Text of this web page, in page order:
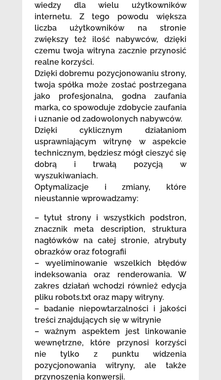
wiedzy dla wielu użytkowników
internetu. Z tego powodu większa
liczba użytkowników na stronie
zwiększy też ilość nabywców, dzięki
czemu twoja witryna zacznie przynosić
realne korzyści.
Dzięki dobremu pozycjonowaniu strony,
twoja spółka może zostać postrzegana
jako profesjonalna, godna zaufania
marka, co spowoduje zdobycie zaufania
i uznanie od zadowolonych nabywców.
Dzięki cyklicznym działaniom
usprawniającym witrynę w aspekcie
technicznym, będziesz mógł cieszyć się
dobrą i trwałą pozycją w
wyszukiwaniach.
Optymalizacje i zmiany, które
nieustannie wprowadzamy:
– tytuł strony i wszystkich podstron,
znacznik meta description, struktura
nagłówków na całej stronie, atrybuty
obrazków oraz fotografii
– wyeliminowanie wszelkich błędów
indeksowania oraz renderowania. W
zakres działań wchodzi również edycja
pliku robots.txt oraz mapy witryny.
– badanie niepowtarzalności i jakości
treści znajdujących się w witrynie
– ważnym aspektem jest linkowanie
wewnętrzne, które przynosi korzyści
nie tylko z punktu widzenia
pozycjonowania witryny, ale także
przynoszenia konwersji.